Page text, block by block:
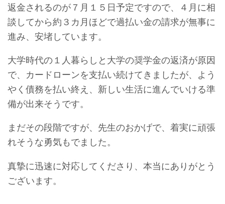
返金されるのが７月１５日予定ですので、４月に相
談してから約３カ月ほどで過払い金の請求が無事に
進み、安堵しています。
大学時代の１人暮らしと大学の奨学金の返済が原因
で、カードローンを支払い続けてきましたが、よう
やく債務を払い終え、新しい生活に進んでいける準
備が出来そうです。
まだその段階ですが、先生のおかげで、着実に頑張
れそうな勇気もでました。
真摯に迅速に対応してくださり、本当にありがとう
ございます。